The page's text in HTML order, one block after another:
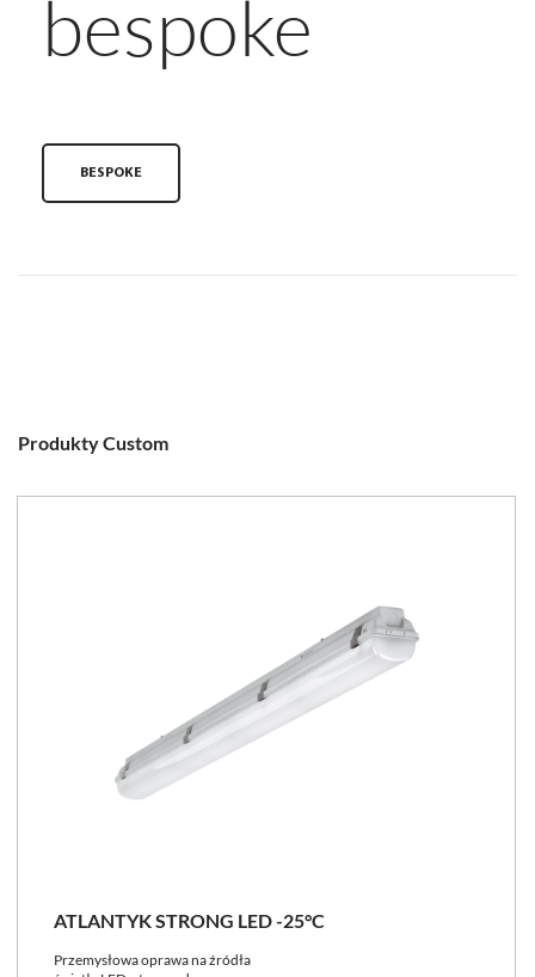
bespoke
BESPOKE
Produkty Custom
ATLANTYK STRONG LED -25°C
Przemysłowa oprawa na źródła